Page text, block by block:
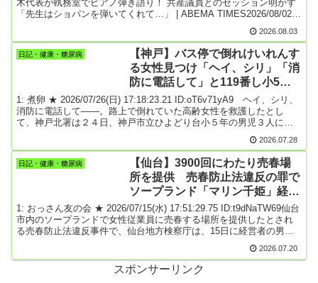
木代表が執務室でピアノ弾き語り！ 共産議員とのセッション明かす
「先生はショパンを弾いてくれて…」 | ABEMA TIMES2026/08/02
館探訪」。第3回は国民民主党の玉木雄一郎代表の議員会館の部屋を
訪問した。高校時代は陸上部に所属しアクティブな印象が強い玉木
氏だが、実は高校時代にバンドを組み、ピアノも独学で弾きこなす
音楽愛好家の一面を持つ。執務室に置かれた電子ピアノの由来や、
弾き語りを披露する姿に迫った。普段は官僚や民間人とのディスカ
ッションに使われているという玉木氏の執務室。その一角に置かれ
ているのが台付きの電子ピアノだ。このピアノを置くことになった
きっかけについて、玉木氏はYouTube「たまきチャンネル」初期の
コラボ企画を振り返る。「各党の党首とコラボをやろうとなって共
産党の志位和夫さんとやったんですけど、志位さんとは思想信条は
だいぶ違うじゃないですか。でも音楽では一致できるだろうという
ことで。志位先生...
2026.08.03
日記・健康・糖尿病
【神戸】バス停で倒れけいれんす
る女性見つけ「ヘイ、シリ」「消
防に電話して」と119番し小5男
児3人が連係プレー…「将来は警
察官に」 [煮卵★]
1: 煮卵 ★ 2026/07/26(日) 17:18:23.21 ID:oT6v71yA9 ヘイ、シリ、
消防に電話して――。路上で倒れていた高齢女性を救護したとし
て、神戸北署は２４日、神戸市立ひよどり台小５年の男児３人に県
タント機能を使って救急要請するなど子どもらしい救助劇となっ
た。受賞したのは、黒石惟登（ゆいと）君（１１）、永井琉翔（る
いと）君（１１）、芥川桜太郎君（１１）の３人。５月１２日の放
課後、黒石君らは神戸市北区ひよどり台のバス停で倒れている女性
（７０歳代）を発見。右頬から出血してけいれんしていたため、黒
石君が音声アシスタント機能「Ｓｉｒｉ（シリ）」を使って「ヘ
イ、シリ、消防に電話して」とスマホに話しかけて１１９番した。
芥川君もスピーカー越しに状況を説明し、永井君は救急車が到着す
るまで女性に「大丈夫ですか」と声をかけ続けて体調を観察した。
女性は低血糖だった。賞状を受け取った黒石君は「通報は初めてで
焦ったが、助かってうれしい」と笑顔。芥川君は「今度は通報して
はっきり説明したい」と話し、永井君は「将来は警察官になりた
2026.07.28
日記・健康・糖尿病
【仙台】3900回にわたり売春場
所を提供 売春防止法違反の罪で
ソープランド「マリン千姫」経営
者ら3人を起訴
1: おっさん友の会 ★ 2026/07/15(水) 17:51:29.75 ID:t9dNaTW69仙台
市内のソープランドで女性従業員に売春する場所を提供したとされ
る売春防止法違反事件で、仙台地方検察庁は、15日に経営者の男ら3
人を起訴しました。起訴されたのは、仙台市青葉区一番町にあった
ソープランド「マリン千姫」の経営会社役員の被告（44）と、元店
長の被告（48）ら3人です。（略）経営会社役員の被告が業務全般を
統括管理し、元店長の被告が店長として採用や従業員の管理などを
2026.07.20
スポンサーリンク